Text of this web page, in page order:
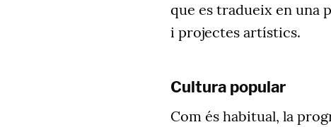
que es tradueix en una
i projectes artístics.
Cultura popular
Com és habitual, la